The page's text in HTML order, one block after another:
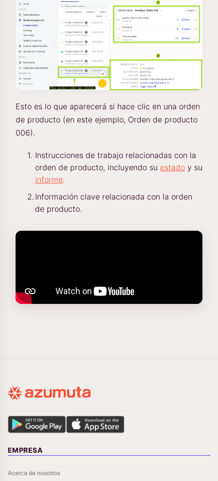
Esto es lo que aparecerá si hace clic en una orden
de producto (en este ejemplo, Orden de producto
006).
Instrucciones de trabajo relacionadas con la
orden de producto, incluyendo su estado y su
informe.
Información clave relacionada con la orden
de producto.
EMPRESA
Acerca de nosotros